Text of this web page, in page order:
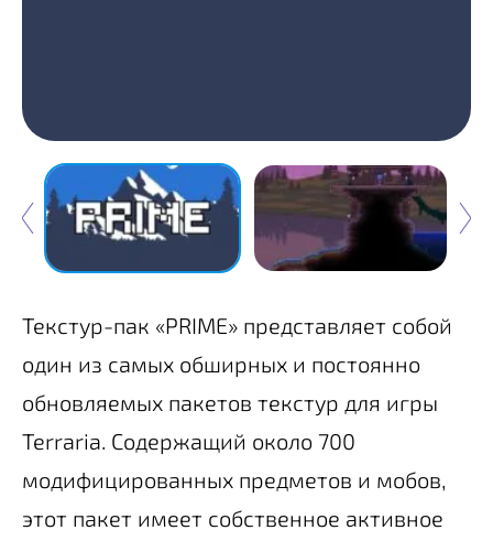
Текстур-пак «PRIME» представляет собой
один из самых обширных и постоянно
обновляемых пакетов текстур для игры
Terraria. Содержащий около 700
модифицированных предметов и мобов,
этот пакет имеет собственное активное